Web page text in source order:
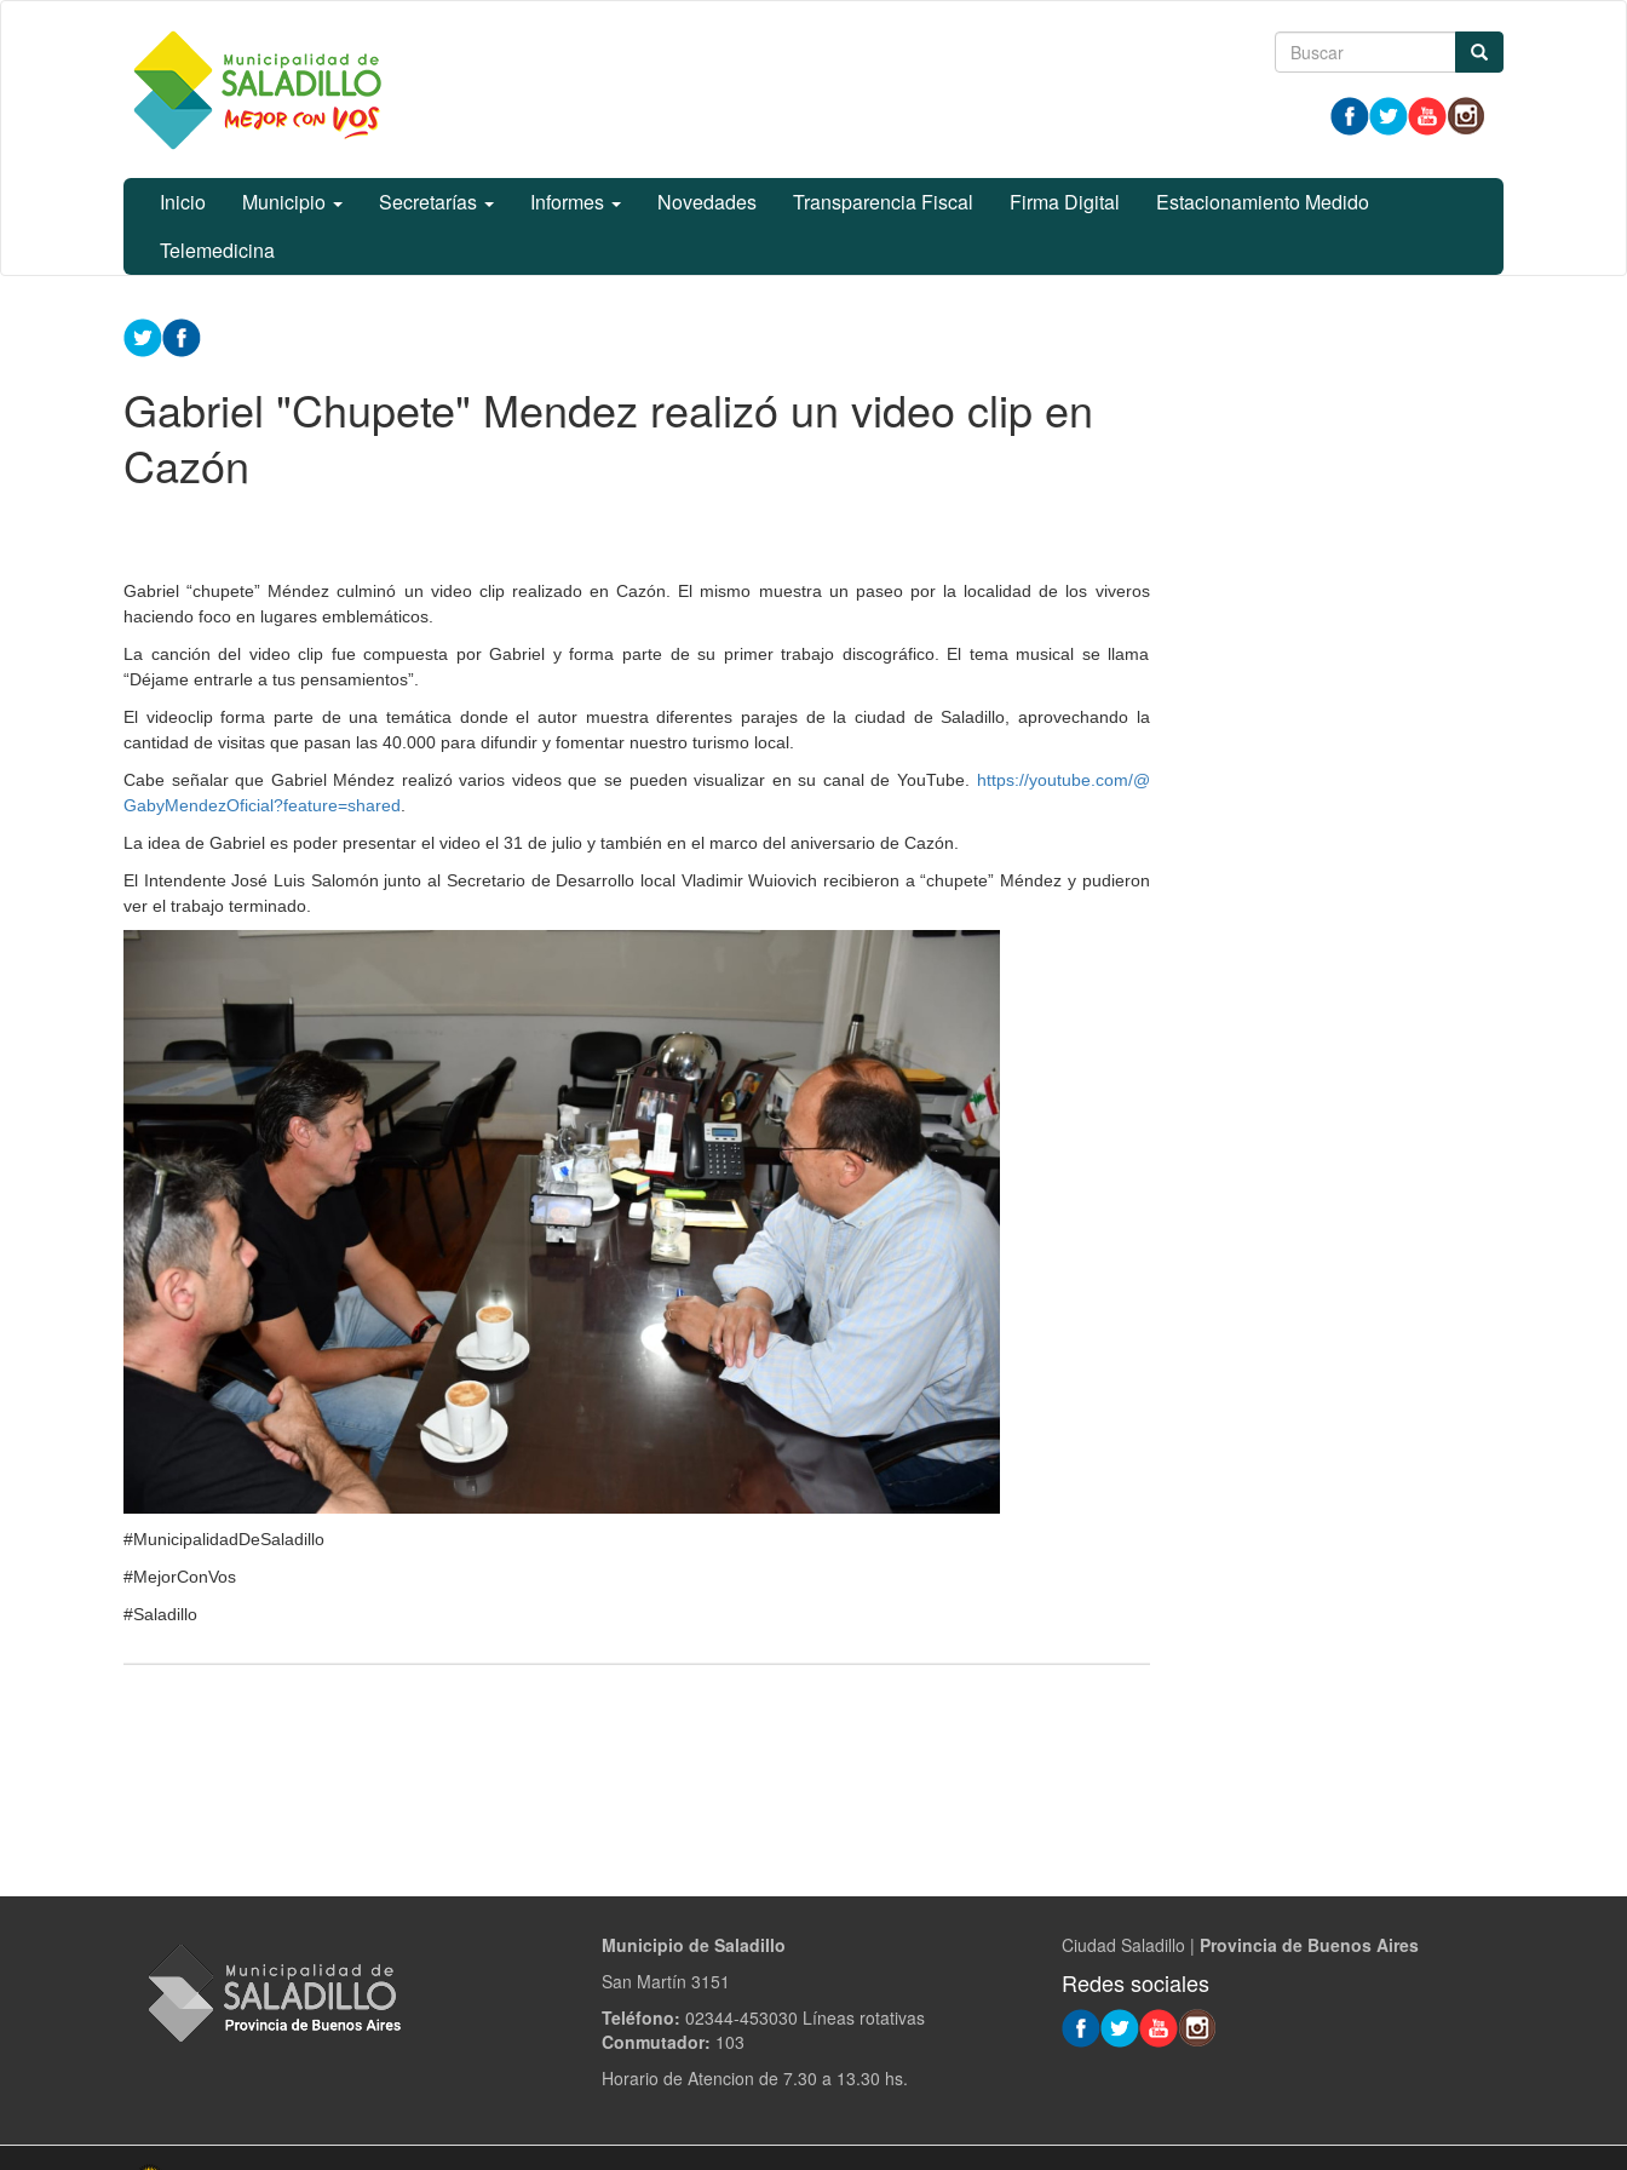
Municipalidad
de Saladillo
Formulario
búsqueda
Inicio Municipio Secretarías Informes Novedades Transparencia Fiscal Firma Digital
Estacionamiento Medido
Telemedicina
Contenido
principal
Gabriel "Chupete" Mendez realizó un video clip en
Cazón
Gabriel “chupete” Méndez culminó un video clip realizado en Cazón. El mismo muestra un paseo por la localidad de los viveros
haciendo foco en lugares emblemáticos.
La canción del video clip fue compuesta por Gabriel y forma parte de su primer trabajo discográfico. El tema musical se llama
“Déjame entrarle a tus pensamientos”.
El videoclip forma parte de una temática donde el autor muestra diferentes parajes de la ciudad de Saladillo, aprovechando la
cantidad de visitas que pasan las 40.000 para difundir y fomentar nuestro turismo local.
Cabe señalar que Gabriel Méndez realizó varios videos que se pueden visualizar en su canal de YouTube. https://youtube.com/@
GabyMendezOficial?feature=shared
La idea de Gabriel es poder presentar el video el 31 de julio y también en el marco del aniversario de Cazón.
El Intendente José Luis Salomón junto al Secretario de Desarrollo local Vladimir Wuiovich recibieron a “chupete” Méndez y pudieron
ver el trabajo terminado.
#MunicipalidadDeSaladillo
#MejorConVos
#Saladillo
Municipio de Saladillo
San Martín 3151
Teléfono: 02344-453030 Líneas rotativas
Conmutador: 103
Horario de Atencion de 7.30 a 13.30 hs.
Ciudad Saladillo | Provincia de Buenos Aires
Redes sociales